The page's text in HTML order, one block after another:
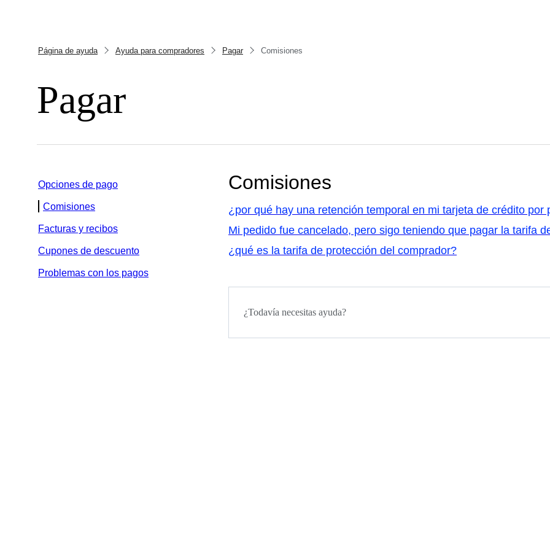
Página de ayuda Ayuda para compradores Pagar Comisiones
Pagar
Opciones de pago
Comisiones
Facturas y recibos
Cupones de descuento
Problemas con los pagos
Comisiones
¿por qué hay una retención temporal en mi tarjeta de crédito por
Mi pedido fue cancelado, pero sigo teniendo que pagar la tarifa
¿qué es la tarifa de protección del comprador?
¿Todavía necesitas ayuda?